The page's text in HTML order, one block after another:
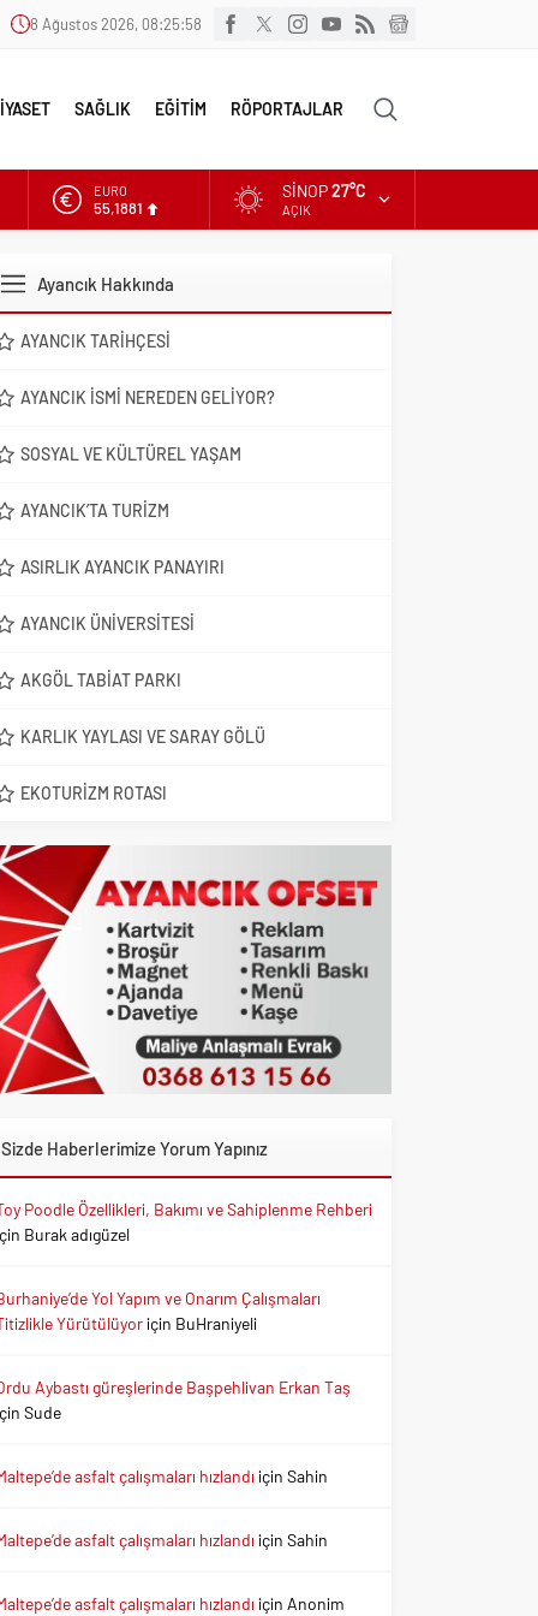
8 Ağustos 2026, 08:25:59
SAĞLIK EĞİTİM RÖPORTAJLAR
EURO
55,1881
DOLAR
47,7111
SINOP27°C
AÇIK
Ayancık Hakkında
AYANCIK TARIHÇESI
AYANCIK İSMI NEREDEN GELIYOR?
SOSYAL VE KÜLTÜREL YAŞAM
AYANCIK’TA TURIZM
ASIRLIK AYANCIK PANAYIRI
AYANCIK ÜNIVERSITESI
AKGÖL TABIAT PARKI
KARLIK YAYLASI VE SARAY GÖLÜ
EKOTURIZM ROTASI
Sizde Haberlerimize Yorum Yapınız
Poodle Özellikleri, Bakımı ve Sahiplenme Rehberi
Burak adıgüzel
Yol Yapım ve Onarım Çalışmaları
Yürütülüyoriçin BuHraniyeli
Aybastı güreşlerinde Başpehlivan Erkan Taş
Sude
asfalt çalışmaları hızlandı içinSahin
asfalt çalışmaları hızlandı içinSahin
asfalt çalışmaları hızlandı için Anonim